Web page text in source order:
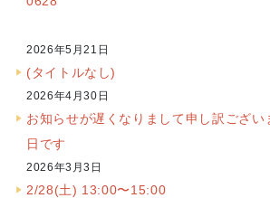
2026年5月21日
(タイトルなし)
2026年4月30日
お知らせが遅くなりまして申し訳ござ
日です
2026年3月3日
2/28(土) 13:00〜15:00